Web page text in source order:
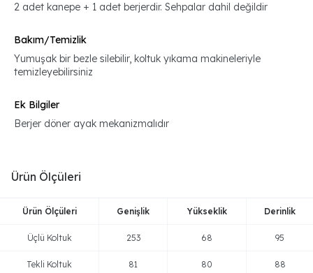
2 adet kanepe + 1 adet berjerdir. Sehpalar dahil değildir
Bakım/Temizlik
Yumuşak bir bezle silebilir, koltuk yıkama makineleriyle
temizleyebilirsiniz
Ek Bilgiler
Berjer döner ayak mekanizmalıdır
Ürün Ölçüleri
Ürün Ölçüleri Genişlik Yükseklik Derinlik
Üçlü Koltuk 253 68 95
Tekli Koltuk 81 80 88